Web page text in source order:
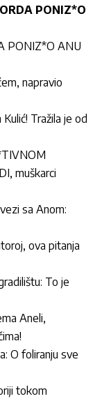
PONIZ*O
PONIZ*O ANU
napravio
Tražila je od
muškarci
sa Anom:
ova pitanja
To je
Aneli,
O foliranju sve
tokom